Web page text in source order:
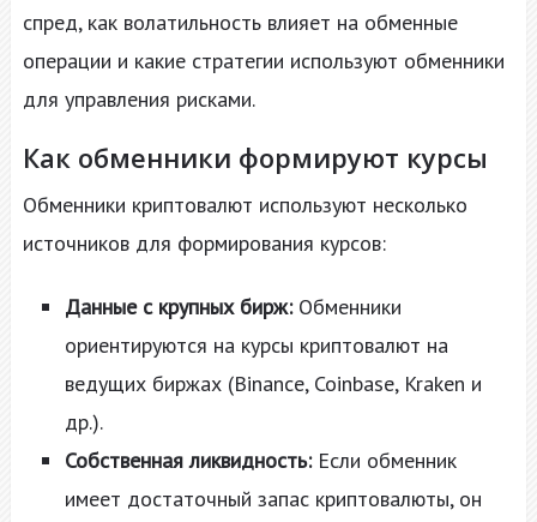
спред, как волатильность влияет на обменные
операции и какие стратегии используют обменники
для управления рисками.
Как обменники формируют курсы
Обменники криптовалют используют несколько
источников для формирования курсов:
Данные с крупных бирж:Обменники
ориентируются на курсы криптовалют на
ведущих биржах (Binance, Coinbase, Kraken и
др.).
Собственная ликвидность:Если обменник
имеет достаточный запас криптовалюты, он